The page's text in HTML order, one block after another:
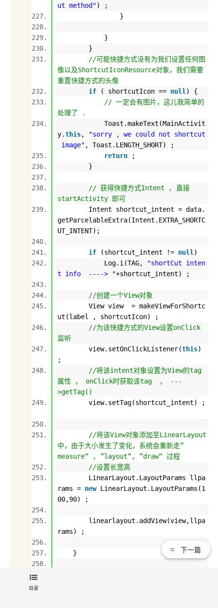
ut method") ;
}
}
}
//可能快捷方式没有为我们设置任何图
像以及ShortcutIconResource对象，我们需要
重置快捷方式的头像
if ( shortcutIcon == null ) {
// 一定会有图片，这儿我简单的
处理了 .
Toast.makeText(MainActivit
y.this,
"sorry , we could not shortcut
image" , Toast.LENGTH_SHORT) ;
return ;
}
// 获得快捷方式Intent , 直接
startActivity 即可
Intent shortcut_intent = data.
getParcelableExtra(Intent.EXTRA_SHORTC
UT_INTENT);
if (shortcut_intent != null )
Log.i(TAG,
"shortCut inten
t info ----> "+shortcut_intent) ;
//创建一个View对象
View view = makeViewForShortc
ut(label , shortcutIcon) ;
//为该快捷方式的View设置onClick
监听
view.setOnClickListener(this)
;
//将该intent对象设置为View的tag
属性 ， onClick时获取该tag ， ---
>getTag()
view.setTag(shortcut_intent) ;
//将该View对象添加至LinearLayout
中，由于大小发生了变化，系统会重新走”
measure“ , ”layout“, ”draw“ 过程
//设置长宽高
LinearLayout.LayoutParams llpa
rams = newLinearLayout.LayoutParams(1
00,90) ;
linearlayout.addView(view,llpa
rams) ;
}
目录
下一篇